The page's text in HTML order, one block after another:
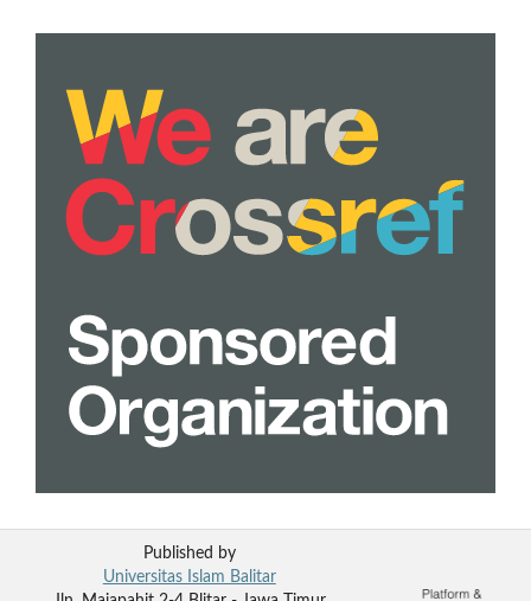
Published by
Universitas Islam Balitar